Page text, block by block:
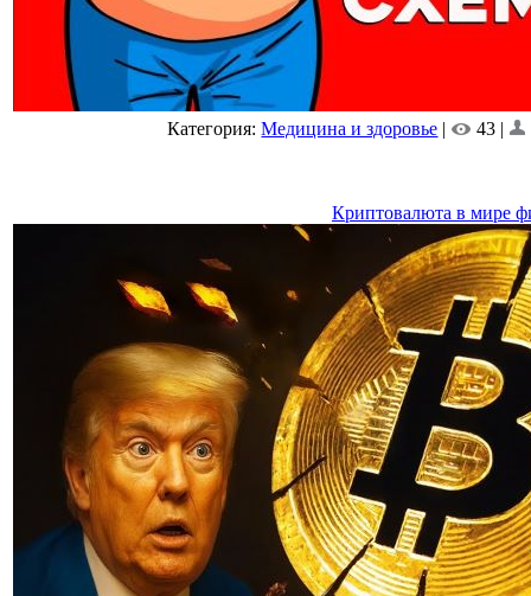
Категория:Медицина и здоровье | 43 |
Криптовалюта в мире